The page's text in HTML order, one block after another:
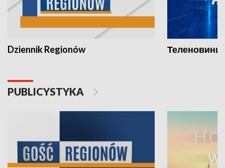
Dziennik Regionów Теленовини
PUBLICYSTYKA